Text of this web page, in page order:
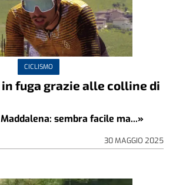
CICLISMO
fuga grazie alle colline di
sembra facile ma...»
30 MAGGIO 2025